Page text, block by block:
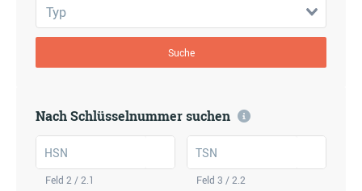
Typ
Suche
Nach Schlüsselnummer suchen
HSN
Feld 2 / 2.1
TSN
Feld 3 / 2.2